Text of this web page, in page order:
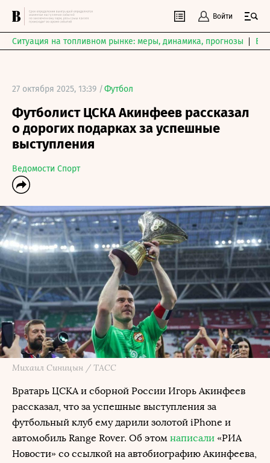
Войти
Ситуация на топливном рынке: меры, динамика, прогнозы
27 октября 2025, 13:39 /Футбол
Футболист ЦСКА Акинфеев рассказал
о дорогих подарках за успешные
выступления
Ведомости Спорт
Михаил Синицын / ТАСС
Вратарь ЦСКА и сборной России Игорь Акинфеев
рассказал, что за успешные выступления за
футбольный клуб ему дарили золотой iPhone и
автомобиль Range Rover. Об этом написали «РИА
Новости» со ссылкой на автобиографию Акинфеева,